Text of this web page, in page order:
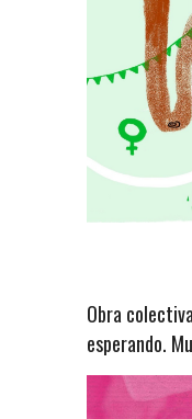
Obra
esperando.